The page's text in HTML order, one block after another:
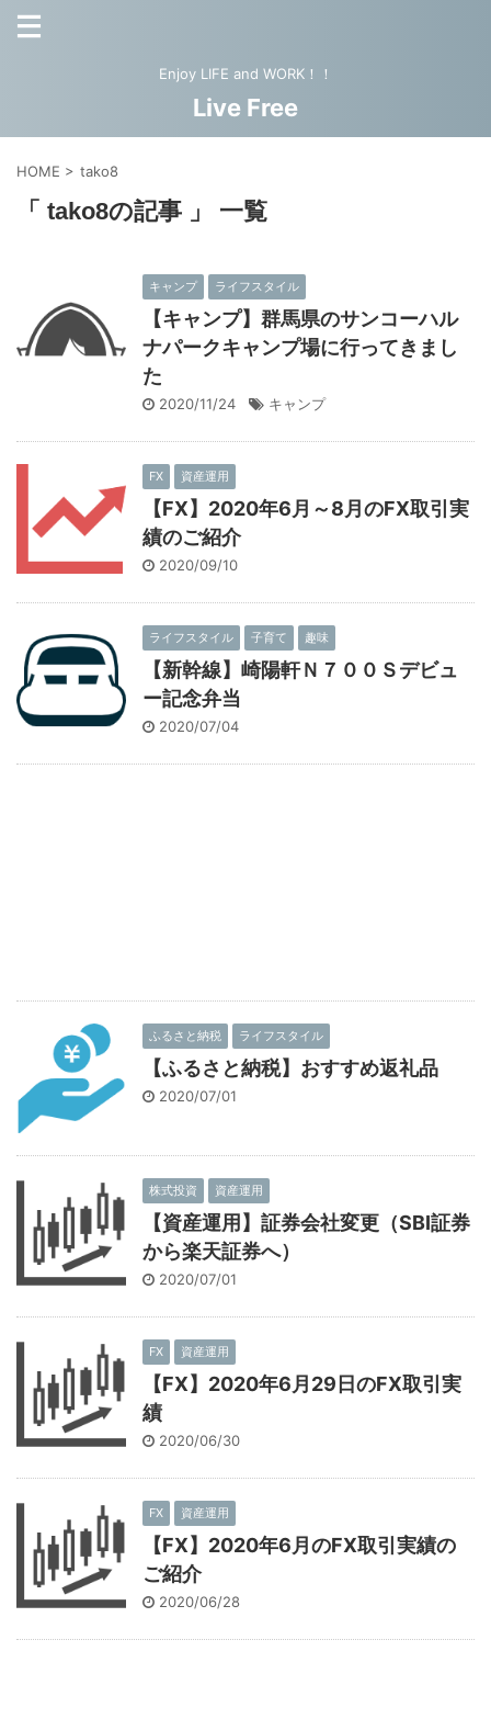
Enjoy LIFE and WORK！！
Live Free
HOME > tako8
「 tako8の記事 」 一覧
キャンプ ライフスタイル
【キャンプ】群馬県のサンコーハル
ナパークキャンプ場に行ってきまし
た
2020/11/24 キャンプ
FX 資産運用
【FX】2020年6月～8月のFX取引実
績のご紹介
2020/09/10
ライフスタイル 子育て 趣味
【新幹線】崎陽軒Ｎ７００Ｓデビュ
ー記念弁当
2020/07/04
ふるさと納税 ライフスタイル
【ふるさと納税】おすすめ返礼品
2020/07/01
株式投資 資産運用
【資産運用】証券会社変更（SBI証券
から楽天証券へ）
2020/07/01
FX 資産運用
【FX】2020年6月29日のFX取引実
績
2020/06/30
FX 資産運用
【FX】2020年6月のFX取引実績の
ご紹介
2020/06/28